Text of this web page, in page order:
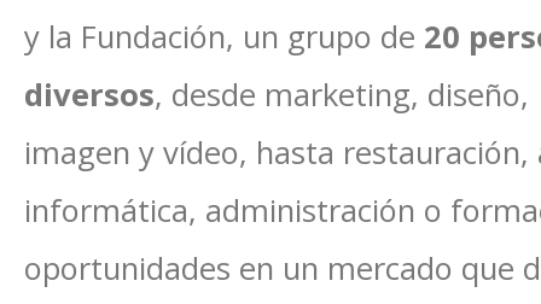
y la Fundación, un grupo de 20
diversos, desde marketing,
imagen y vídeo, hasta
informática, administración o
oportunidades en un mercado que